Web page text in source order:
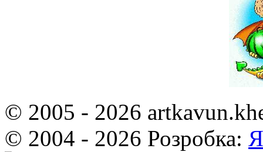
© 2005 - 2026
© 2004 - 2026 Розробка: